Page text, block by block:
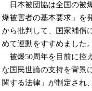
日本被団協は全国の被
爆被害者の基本要求」を
から批判して、国家補償
めて運動をすすめました。
被爆50周年を目前に控
な国民世論の支持を背景
関する法律」が制定され